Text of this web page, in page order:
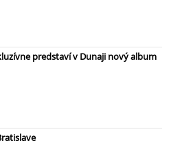
predstaví v Dunaji nový album